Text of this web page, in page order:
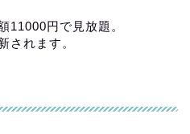
11000円で見放題。
されます。